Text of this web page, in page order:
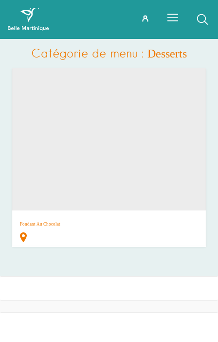
Catégorie de menu : Desserts
Fondant Au Chocolat